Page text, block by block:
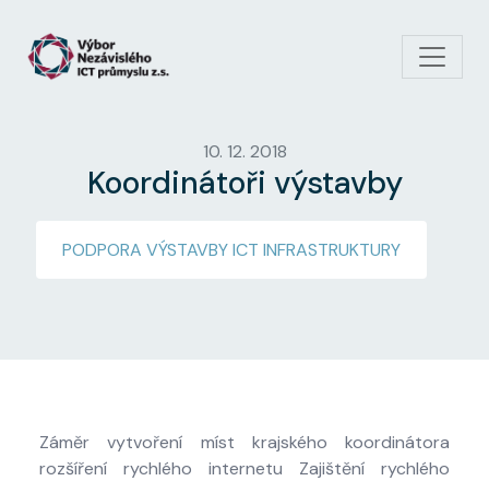
10. 12. 2018
Koordinátoři výstavby
PODPORA VÝSTAVBY ICT INFRASTRUKTURY
Záměr vytvoření míst krajského koordinátora
rozšíření rychlého internetu Zajištění rychlého